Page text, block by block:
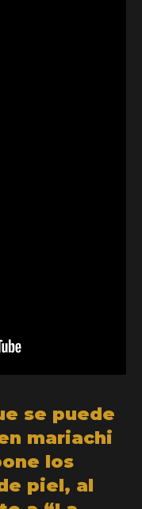
se puede
mariachi
los
piel, al